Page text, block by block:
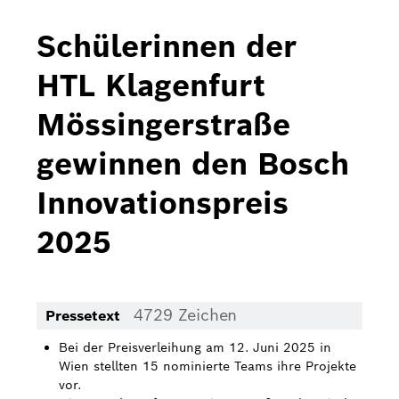
Buderus
Pressemappen
Hausgeräte
Downloads
Pressemappen
Fotos
Über uns
Bosch in Österreich
Schülerinnen der
HTL Klagenfurt
Mössingerstraße
gewinnen den Bosch
Innovationspreis
2025
Pressetext 4729 Zeichen
Bei der Preisverleihung am 12. Juni 2025 in
Wien stellten 15 nominierte Teams ihre Projekte
vor.